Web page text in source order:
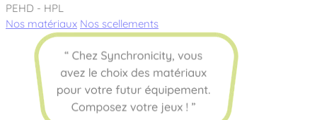
PEHD - HPL
Nos matériaux Nos scellements